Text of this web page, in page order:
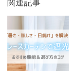
関連記事